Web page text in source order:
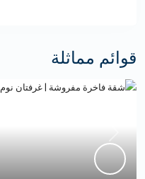
قوائم مماثلة
Next